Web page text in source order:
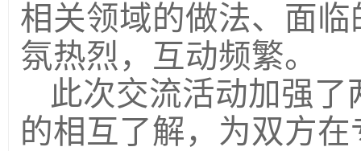
相关领域的做法、面
氛热烈，互动频繁。
此次交流活动加强
的相互了解，为双方